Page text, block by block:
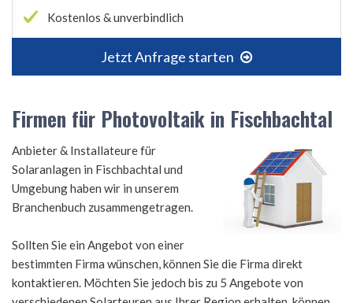
Kostenlos & unverbindlich
Jetzt Anfrage starten
Firmen für Photovoltaik in Fischbachtal
Anbieter & Installateure für
Solaranlagen in Fischbachtal und
Umgebung haben wir in unserem
Branchenbuch zusammengetragen.
Sollten Sie ein Angebot von einer
bestimmten Firma wünschen, können Sie die Firma direkt
kontaktieren. Möchten Sie jedoch bis zu 5 Angebote von